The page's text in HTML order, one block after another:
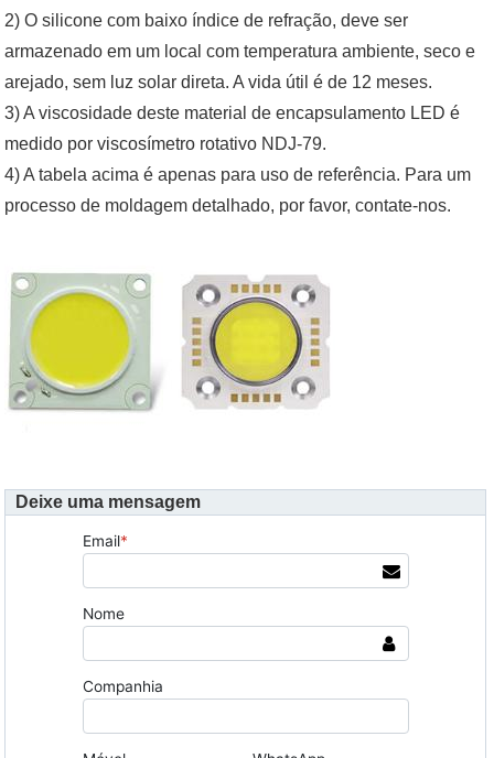
2) O silicone com baixo índice de refração, deve ser
armazenado em um local com temperatura ambiente, seco e
arejado, sem luz solar direta. A vida útil é de 12 meses.
3) A viscosidade deste material de encapsulamento LED é
medido por viscosímetro rotativo NDJ-79.
4) A tabela acima é apenas para uso de referência. Para um
processo de moldagem detalhado, por favor, contate-nos.
Deixe uma mensagem